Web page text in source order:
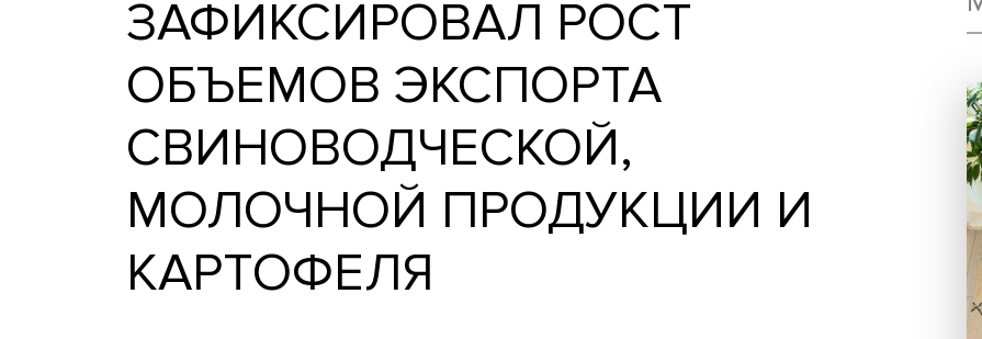
РОССЕЛЬХОЗНАДЗОР
ЗАФИКСИРОВАЛ РОСТ
ОБЪЕМОВ ЭКСПОРТА
СВИНОВОДЧЕСКОЙ,